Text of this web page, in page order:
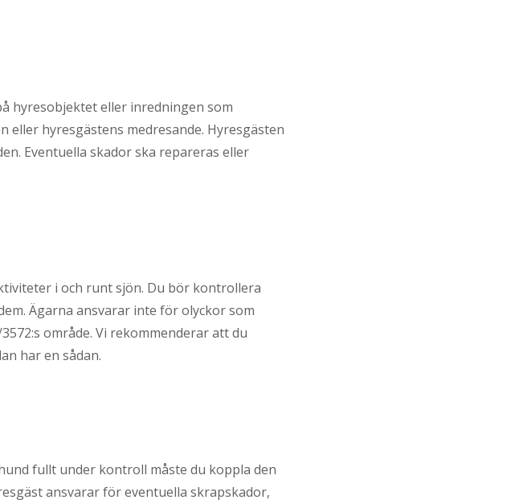
hyresobjektet eller inredningen som
hyresgästens medresande. Hyresgästen
Eventuella skador ska repareras eller
i och runt sjön. Du bör kontrollera
Ägarna ansvarar inte för olyckor som
område. Vi rekommenderar att du
har en sådan.
fullt under kontroll måste du koppla den
ansvarar för eventuella skrapskador,